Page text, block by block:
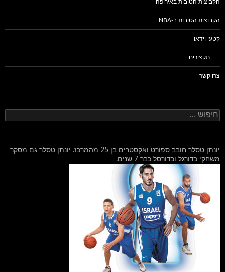
הקבוצות הטובות באירופה
הקבוצות הטובות ב-NBA
קטעי וידאו
תקצירים
צרו קשר
חיפוש:
יונתן טסלר חובב ספורט ואקסטרים בן 25 מהמרכז. יונתן טסלר גם מסקר
משחקי כדורגל וכדורסל כבר 7 שנים.